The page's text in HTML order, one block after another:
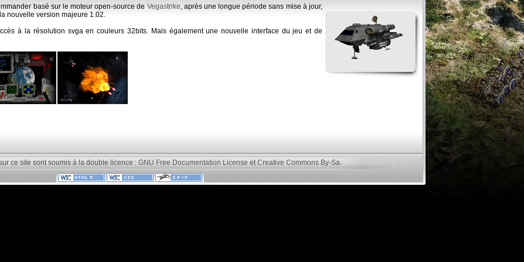
basé sur le moteur open-source de Vegastrike, après une longue période sans mise à jour,
nouvelle version majeure 1.02.
à la résolution svga en couleurs 32bits. Mais également une nouvelle interface du jeu et de
ce site sont soumis à la double licence : GNU Free Documentation License et Creative Commons By-Sa